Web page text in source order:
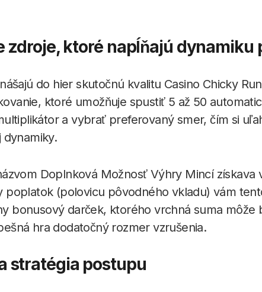
zdroje, ktoré napĺňajú dynamiku
do hier skutočnú kvalitu Casino Chicky
ktoré umožňuje spustiť 5 až 50
a vybrať preferovaný smer, čím si
Doplnková Možnosť Výhry Mincí
poplatok (polovicu pôvodného vkladu) vám
bonusový darček, ktorého vrchná suma môže
hra dodatočný rozmer vzrušenia.
stratégia postupu